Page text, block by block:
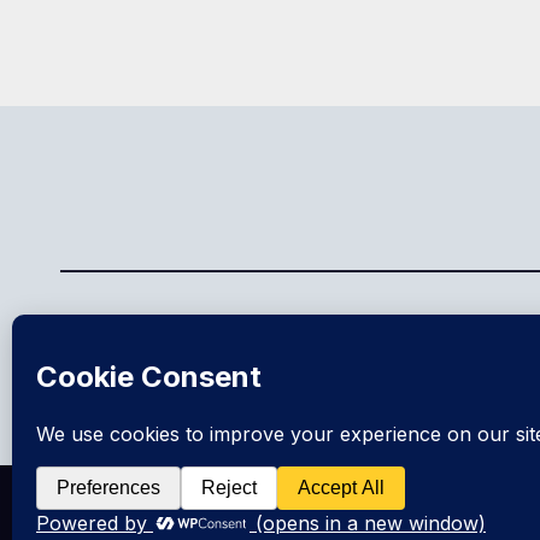
DARC OV M05
Stolz präsentiert von WordPress|Theme: News Live by